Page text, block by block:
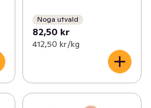
Noga utvald
82,50 kr
412,50 kr /kg